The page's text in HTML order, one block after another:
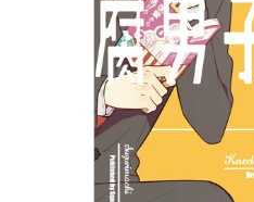
スクウェア・エニックス サイト内検索